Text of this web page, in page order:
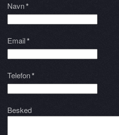
Navn*
Email*
Telefon*
Besked